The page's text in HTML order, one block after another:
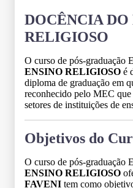
DOCÊNCIA DO
RELIGIOSO
O curso de pós-graduação
ENSINO RELIGIOSO é
diploma de graduação em
reconhecido pelo MEC que
setores de instituições de
Objetivos do
O curso de pós-graduação
ENSINO RELIGIOSO
FAVENI tem como